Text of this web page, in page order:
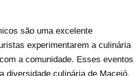
são uma excelente
experimentarem a culinária
a comunidade. Esses eventos
diversidade culinária de Maceió,